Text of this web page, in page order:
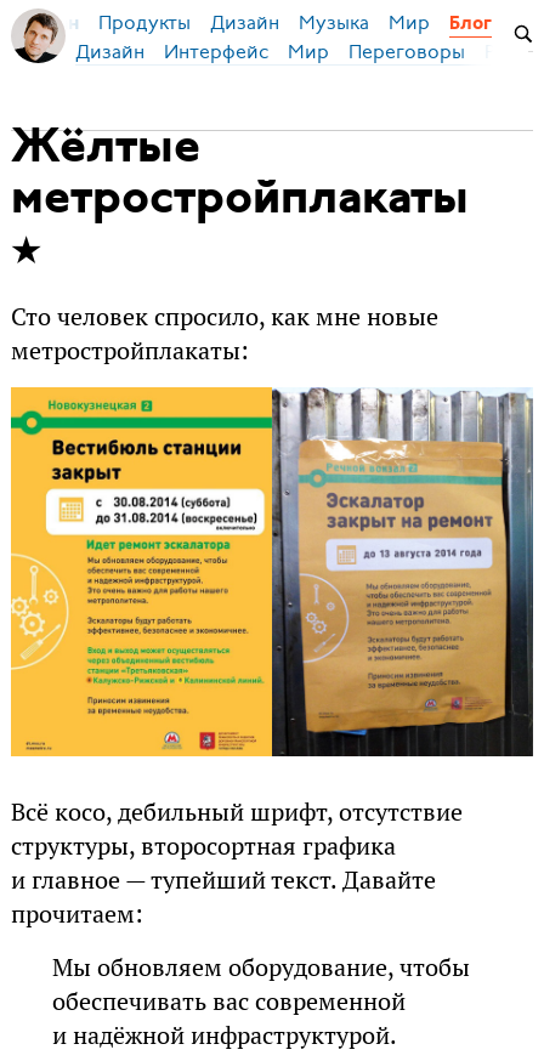
Бирман Продукты Дизайн Музыка Мир Блог
Дизайн Интерфейс Мир Переговоры
Жёлтые
метростройплакаты
Сто человек спросило, как мне новые
метростройплакаты:
Всё косо, дебильный шрифт, отсутствие
структуры, второсортная графика
и главное — тупейший текст. Давайте
прочитаем:
Мы обновляем оборудование, чтобы
обеспечивать вас современной
и надёжной инфраструктурой.